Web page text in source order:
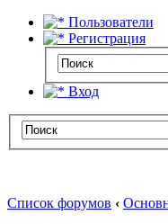
Пользователи
Регистрация
Вход
Список форумов ‹